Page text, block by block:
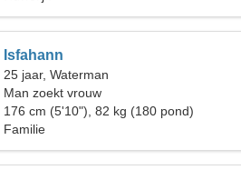
Isfahann
25 jaar, Waterman
Man zoekt vrouw
176 cm (5'10"), 82 kg (180 pond)
Familie